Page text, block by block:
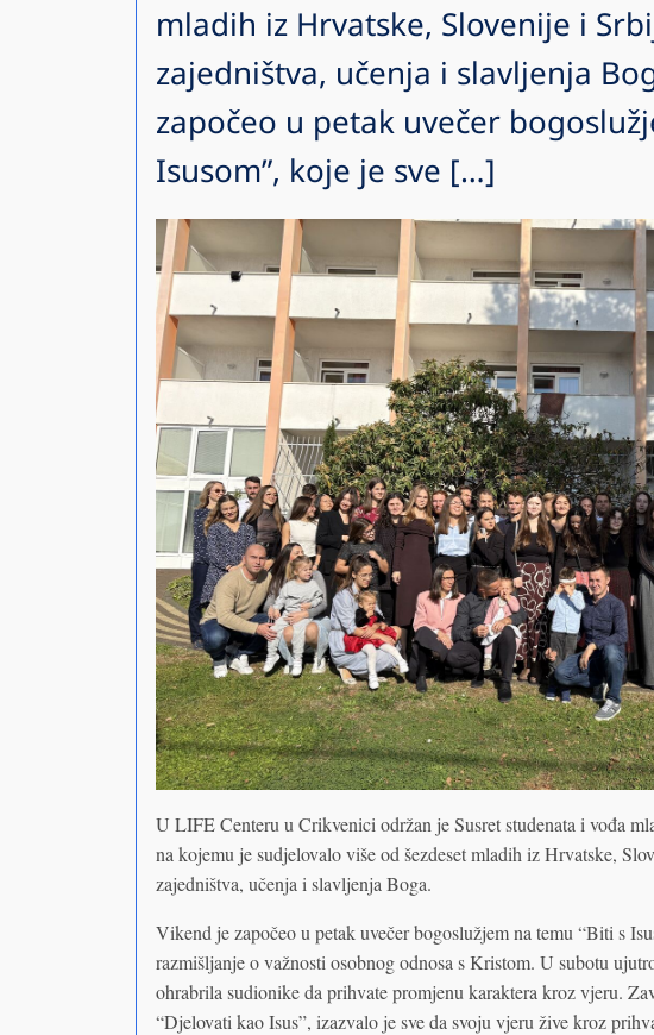
mladih iz Hrvatske, Slovenije i
zajedništva, učenja i slavljenja
započeo u petak uvečer
Isusom”, koje je sve […]
U LIFE Centeru u Crikvenici održan je Susret studenata i vođa
na kojemu je sudjelovalo više od šezdeset mladih iz Hrvatske,
zajedništva, učenja i slavljenja Boga.
Vikend je započeo u petak uvečer bogoslužjem na temu “Biti s
razmišljanje o važnosti osobnog odnosa s Kristom. U subotu
ohrabrila sudionike da prihvate promjenu karaktera kroz vjeru.
“Djelovati kao Isus”, izazvalo je sve da svoju vjeru žive kroz